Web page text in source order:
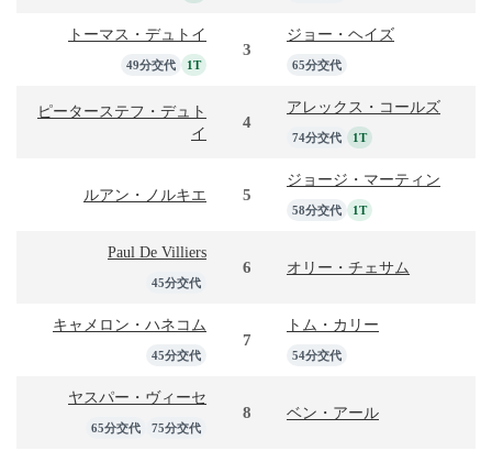
トーマス・デュトイ
49分交代 1T
3
ジョー・ヘイズ
65分交代
ピーターステフ・デュト
イ
4
アレックス・コールズ
74分交代 1T
ルアン・ノルキエ 5
ジョージ・マーティン
58分交代 1T
Paul De Villiers
45分交代
6 オリー・チェサム
キャメロン・ハネコム
45分交代
7
トム・カリー
54分交代
ヤスパー・ヴィーセ
65分交代 75分交代
8 ベン・アール